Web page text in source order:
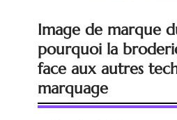
Image de marque
pourquoi la
face aux autres
marquage